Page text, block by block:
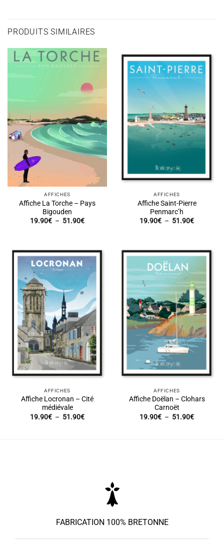
PRODUITS SIMILAIRES
AFFICHES
Affiche La Torche – Pays
Bigouden
19.90€ – 51.90€Plage
51.90€
AFFICHES
Affiche Saint-Pierre
Penmarc’h
19.90€ – 51.90€Plage
51.90€
AFFICHES
Affiche Locronan – Cité
médiévale
19.90€ – 51.90€Plage
AFFICHES
Affiche Doëlan – Clohars
Carnoët
19.90€ – 51.90€Plage
FABRICATION 100% BRETONNE